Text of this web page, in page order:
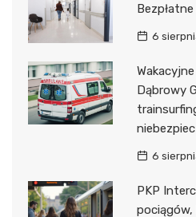
6
Dąbrowy
6
PKP
pociągów,